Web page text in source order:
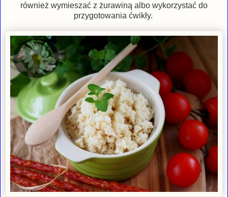
również wymieszać z żurawiną albo wykorzystać do
przygotowania ćwikły.